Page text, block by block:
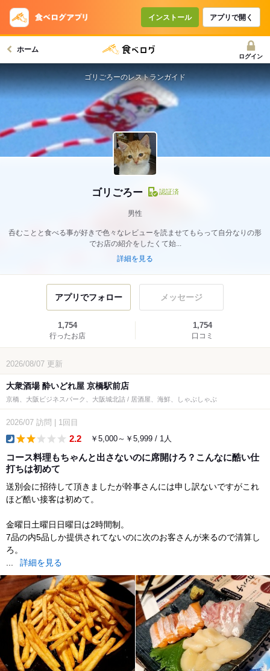
インストール アプリで開く
ホーム
ログイン
ゴリごろー 認証済
男性
呑むことと食べる事が好きで色々なレビューを読ませてもらって自分なりの形
でお店の紹介をしたくて始...
詳細を見る
ゴリごろーのレストランガイド
アプリでフォロー メッセージ
1,754
行ったお店
1,754
口コミ
2026/08/07 更新
大衆酒場 酔いどれ屋 京橋駅前店
京橋、大阪ビジネスパーク、大阪城北詰 / 居酒屋、海鮮、しゃぶしゃぶ
2026/07 訪問 1回目
2.2 ￥5,000～￥5,999 / 1人
コース料理もちゃんと出さないのに席開けろ？こんなに酷い仕
打ちは初めて
送別会に招待して頂きましたが幹事さんには申し訳ないですがこれ
ほど酷い接客は初めて。
金曜日土曜日日曜日は2時間制。
7品の内5品しか提供されてないのに次のお客さんが来るので清算し
ろ。
詳細を見る